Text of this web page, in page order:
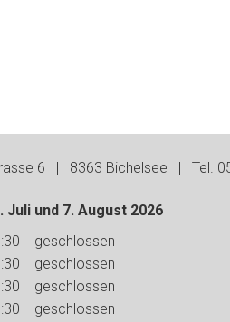
6 | 8363 Bichelsee | Tel.
und 7. August 2026
Nachmittag
geschlossen
geschlossen
geschlossen
geschlossen